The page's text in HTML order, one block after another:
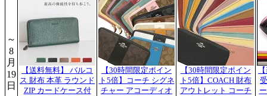
～
8
月
19
日
【送料無料】 バルコ
ス 財布 本革 ラウンド
ZIP カードケース付
【30時間限定ポイン
ト5倍】コーチ シグネ
チャー アコーディオ
【30時間限定ポイン
ト5倍】COACH 財布
アウトレット コーチ